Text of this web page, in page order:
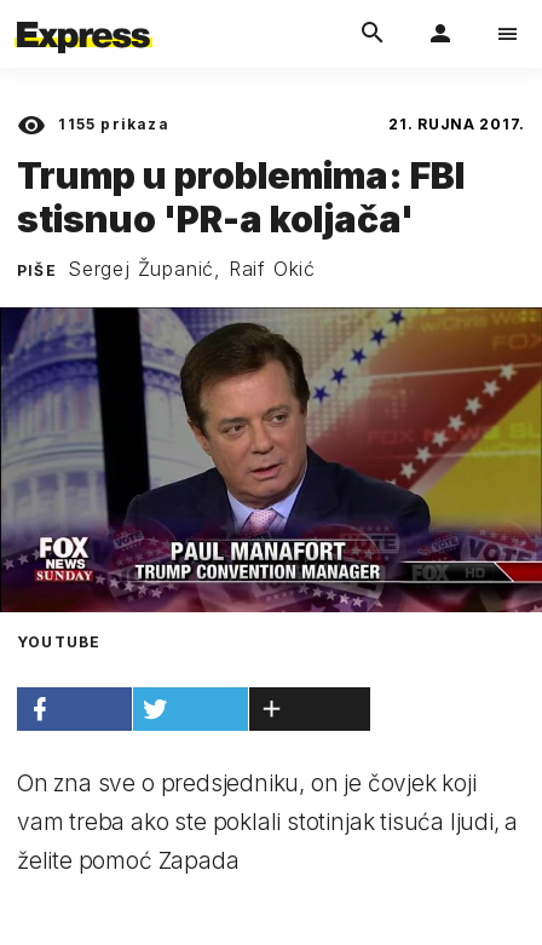
1155 prikaza 21. RUJNA 2017.
Trump u problemima: FBI
stisnuo 'PR-a koljača'
PIŠE Sergej Županić, Raif Okić
YOUTUBE
On zna sve o predsjedniku, on je čovjek koji
vam treba ako ste poklali stotinjak tisuća ljudi, a
želite pomoć Zapada